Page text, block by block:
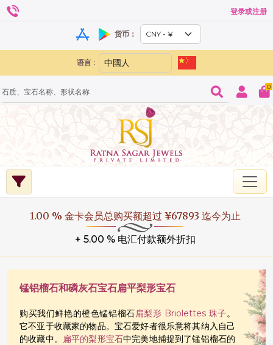
登录或注册
货币：
语言 :
0
1.00 % 金卡会员总购买额超过 ¥67893 迄今为止
+ 5.00 % 电汇付款额外折扣
锰铝榴石和磷灰石宝石扁平梨形宝石
购买我们鲜艳的橙色锰铝榴石扁梨形 Briolettes 珠子。
它不亚于收藏家的物品。宝石爱好者很乐意将其纳入自己
的收藏中。
扁平的梨形宝石中完美地捕捉到了锰铝榴石的